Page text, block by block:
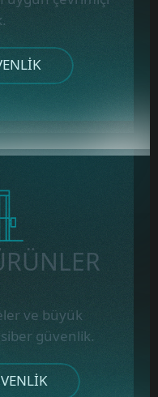
ve büyük
güvenlik.